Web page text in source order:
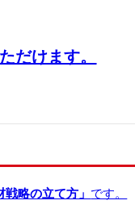
だけます。
戦略の立て方」 です。